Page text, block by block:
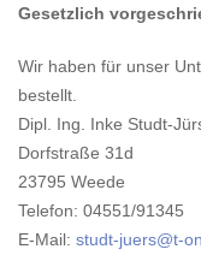
Gesetzlich
Wir haben für unser
bestellt.
Dipl. Ing. Inke Studt-
Dorfstraße 31d
23795 Weede
Telefon: 04551/91345
E-Mail: studt-juers@t-